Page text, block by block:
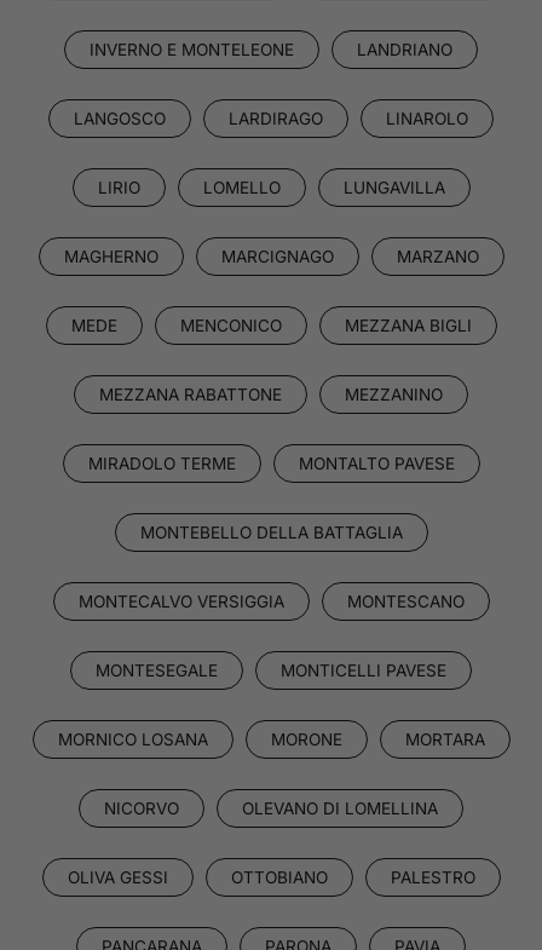
INVERNO E MONTELEONE LANDRIANO
LANGOSCO LARDIRAGO LINAROLO
LIRIO LOMELLO LUNGAVILLA
MAGHERNO MARCIGNAGO MARZANO
MEDE MENCONICO MEZZANA BIGLI
MEZZANA RABATTONE MEZZANINO
MIRADOLO TERME MONTALTO PAVESE
MONTEBELLO DELLA BATTAGLIA
MONTECALVO VERSIGGIA MONTESCANO
MONTESEGALE MONTICELLI PAVESE
MORNICO LOSANA MORONE MORTARA
NICORVO OLEVANO DI LOMELLINA
OLIVA GESSI OTTOBIANO PALESTRO